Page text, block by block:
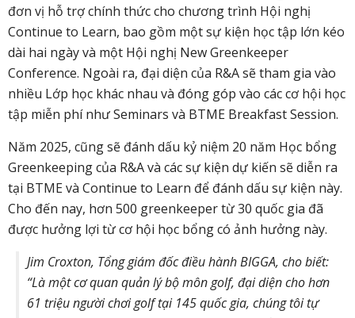
đơn vị hỗ trợ chính thức cho chương trình Hội nghị
Continue to Learn, bao gồm một sự kiện học tập lớn kéo
dài hai ngày và một Hội nghị New Greenkeeper
Conference. Ngoài ra, đại diện của R&A sẽ tham gia vào
nhiều Lớp học khác nhau và đóng góp vào các cơ hội học
tập miễn phí như Seminars và BTME Breakfast Session.
Năm 2025, cũng sẽ đánh dấu kỷ niệm 20 năm Học bổng
Greenkeeping của R&A và các sự kiện dự kiến ​​sẽ diễn ra
tại BTME và Continue to Learn để đánh dấu sự kiện này.
Cho đến nay, hơn 500 greenkeeper từ 30 quốc gia đã
được hưởng lợi từ cơ hội học bổng có ảnh hưởng này.
Jim Croxton, Tổng giám đốc điều hành BIGGA, cho biết:
“Là một cơ quan quản lý bộ môn golf, đại diện cho hơn
61 triệu người chơi golf tại 145 quốc gia, chúng tôi tự